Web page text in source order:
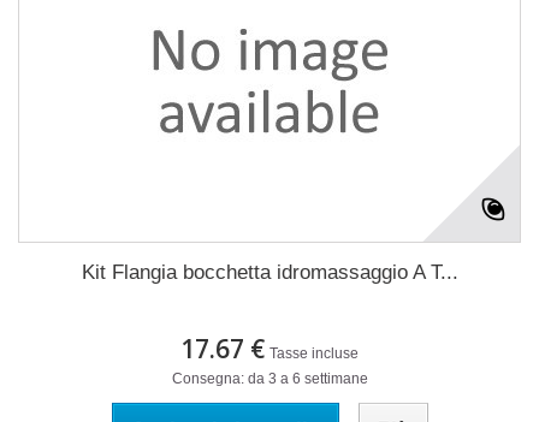
Kit Flangia bocchetta idromassaggio A T...
17.67 € Tasse incluse
Consegna: da 3 a 6 settimane